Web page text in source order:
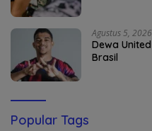
Agustus 5, 2026
Dewa
Brasil
Popular Tags